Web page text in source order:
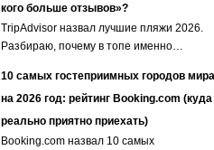
кого больше отзывов»?
TripAdvisor назвал лучшие пляжи 2026.
Разбираю, почему в топе именно…
10 самых гостеприимных городов мира
на 2026 год: рейтинг Booking.com (куда
реально приятно приехать)
Booking.com назвал 10 самых